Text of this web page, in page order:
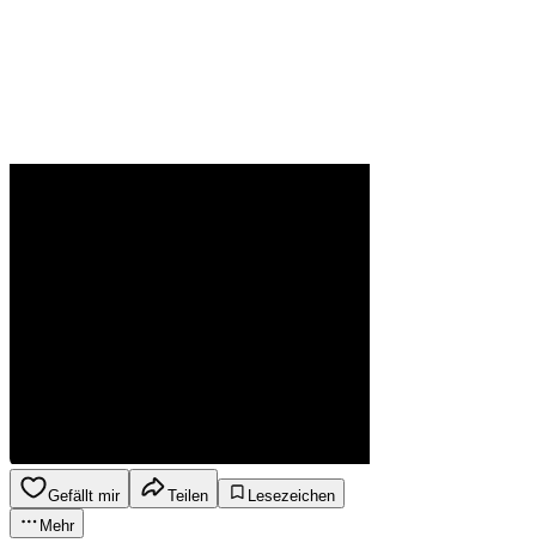
Gefällt mir Teilen
Lesezeichen
Mehr